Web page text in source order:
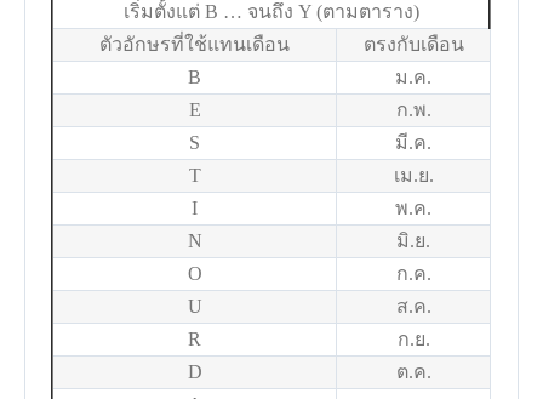
เริ่มตั้งแต่ B … จนถึง Y (ตามตาราง)
ตัวอักษรที่ใช้แทนเดือน
ตรงกับเดือน
B
ม.ค.
E
ก.พ.
S
มี.ค.
T
เม.ย.
I
พ.ค.
N
มิ.ย.
O
ก.ค.
U
ส.ค.
R
ก.ย.
D
ต.ค.